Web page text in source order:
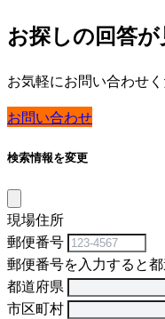
お探しの回答
お気軽にお問い合わせ
お問い合わせ
検索情報を変更
現場住所
郵便番号
郵便番号を入力すると
都道府県
市区町村